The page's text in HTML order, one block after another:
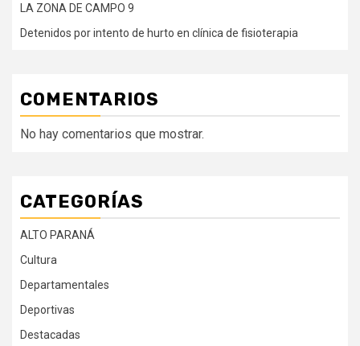
LA ZONA DE CAMPO 9
Detenidos por intento de hurto en clínica de fisioterapia
COMENTARIOS
No hay comentarios que mostrar.
CATEGORÍAS
ALTO PARANÁ
Cultura
Departamentales
Deportivas
Destacadas